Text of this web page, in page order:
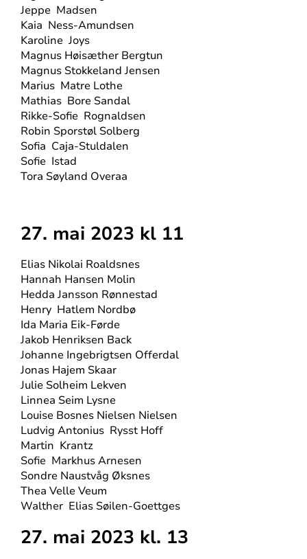
Jeppe Madsen
Kaia Ness-Amundsen
Karoline Joys
Magnus Høisæther Bergtun
Magnus Stokkeland Jensen
Marius Matre Lothe
Mathias Bore Sandal
Rikke-Sofie Rognaldsen
Robin Sporstøl Solberg
Sofia Caja-Stuldalen
Sofie Istad
Tora Søyland Overaa
27. mai 2023 kl 11
Elias Nikolai Roaldsnes
Hannah Hansen Molin
Hedda Jansson Rønnestad
Henry Hatlem Nordbø
Ida Maria Eik-Førde
Jakob Henriksen Back
Johanne Ingebrigtsen Offerdal
Jonas Hajem Skaar
Julie Solheim Lekven
Linnea Seim Lysne
Louise Bosnes Nielsen Nielsen
Ludvig Antonius Rysst Hoff
Martin Krantz
Sofie Markhus Arnesen
Sondre Naustvåg Øksnes
Thea Velle Veum
Walther Elias Søilen-Goettges
27. mai 2023 kl. 13